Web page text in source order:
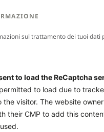
sul trattamento dei tuoi dati
to load the ReCaptcha
to load due to
the visitor. The website
their CMP to add this